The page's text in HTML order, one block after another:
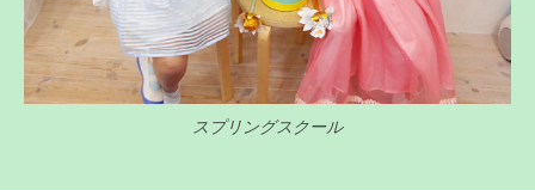
スプリングスクール